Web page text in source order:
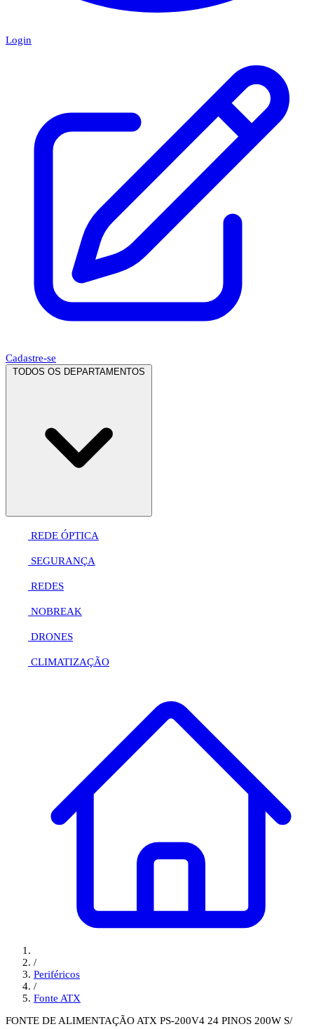
Login
Cadastre-se
TODOS OS DEPARTAMENTOS
REDE ÓPTICA
SEGURANÇA
REDES
NOBREAK
DRONES
CLIMATIZAÇÃO
/
Periféricos
/
Fonte ATX
FONTE DE ALIMENTAÇÃO ATX PS-200V4 24 PINOS 200W S/